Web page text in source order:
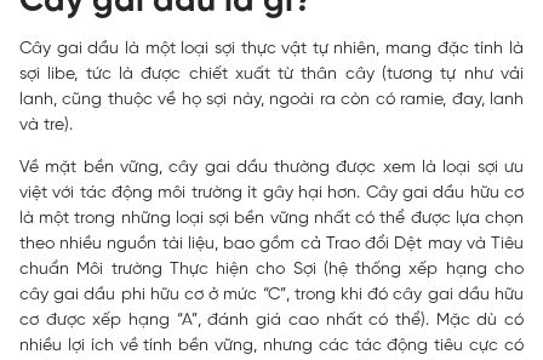
Cây gai dầu là một loại sợi thực vật tự nhiên, mang đặc tính là
sợi libe, tức là được chiết xuất từ thân cây (tương tự như vải
lanh, cũng thuộc về họ sợi này, ngoài ra còn có ramie, đay, lanh
và tre).
Về mặt bền vững, cây gai dầu thường được xem là loại sợi ưu
việt với tác động môi trường ít gây hại hơn. Cây gai dầu hữu cơ
là một trong những loại sợi bền vững nhất có thể được lựa chọn
theo nhiều nguồn tài liệu, bao gồm cả Trao đổi Dệt may và Tiêu
chuẩn Môi trường Thực hiện cho Sợi (hệ thống xếp hạng cho
cây gai dầu phi hữu cơ ở mức “C”, trong khi đó cây gai dầu hữu
cơ được xếp hạng “A”, đánh giá cao nhất có thể). Mặc dù có
nhiều lợi ích về tính bền vững, nhưng các tác động tiêu cực có